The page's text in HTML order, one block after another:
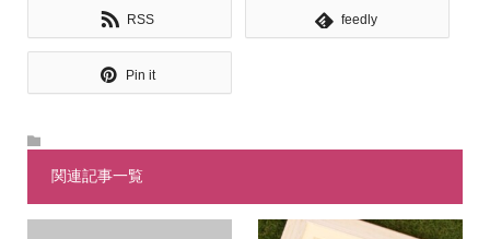
RSS feedly
Pin it
関連記事一覧